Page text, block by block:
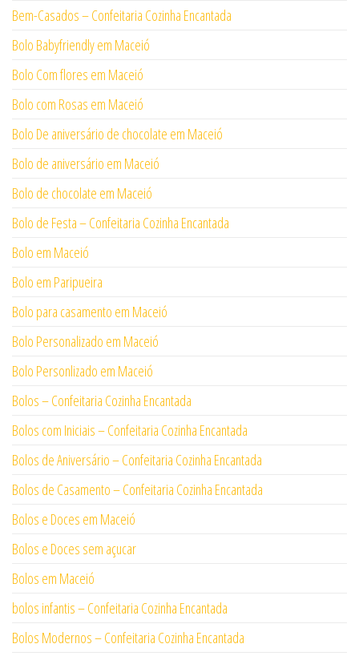
Bem-Casados – Confeitaria Cozinha Encantada
Bolo Babyfriendly em Maceió
Bolo Com flores em Maceió
Bolo com Rosas em Maceió
Bolo De aniversário de chocolate em Maceió
Bolo de aniversário em Maceió
Bolo de chocolate em Maceió
Bolo de Festa – Confeitaria Cozinha Encantada
Bolo em Maceió
Bolo em Paripueira
Bolo para casamento em Maceió
Bolo Personalizado em Maceió
Bolo Personlizado em Maceió
Bolos – Confeitaria Cozinha Encantada
Bolos com Iniciais – Confeitaria Cozinha Encantada
Bolos de Aniversário – Confeitaria Cozinha Encantada
Bolos de Casamento – Confeitaria Cozinha Encantada
Bolos e Doces em Maceió
Bolos e Doces sem açucar
Bolos em Maceió
bolos infantis – Confeitaria Cozinha Encantada
Bolos Modernos – Confeitaria Cozinha Encantada